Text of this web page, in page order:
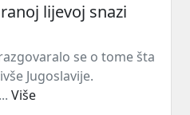
lijevoj snazi
se o tome šta
Jugoslavije.
Više